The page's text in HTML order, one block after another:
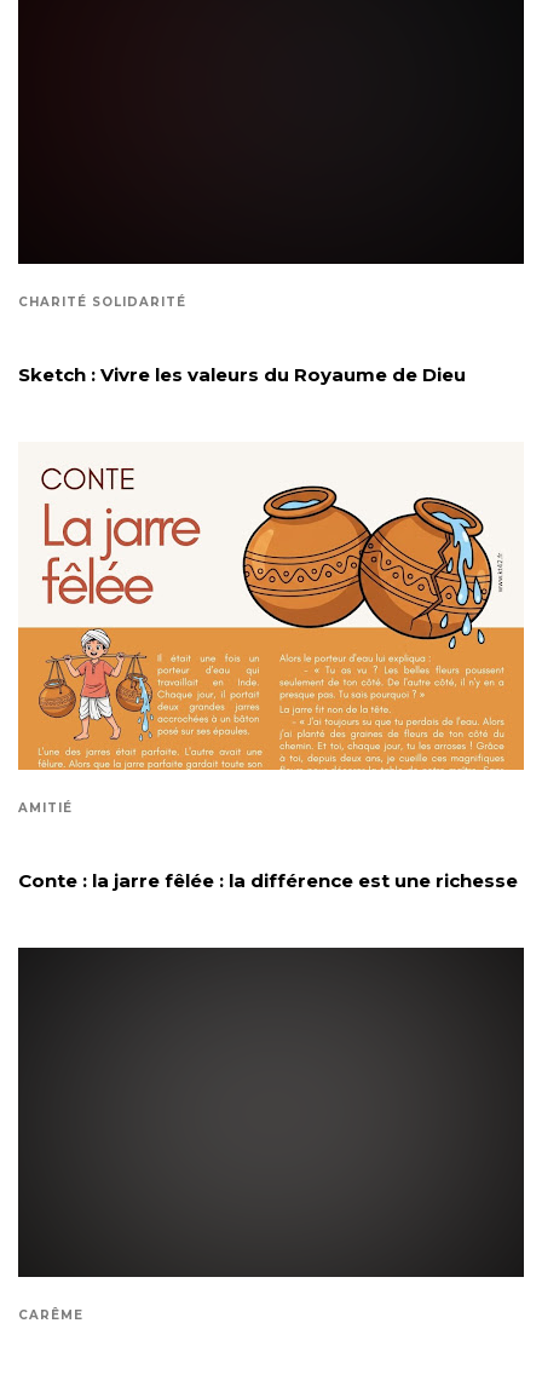
CHARITÉ SOLIDARITÉ
Sketch : Vivre les valeurs du Royaume de Dieu
AMITIÉ
Conte : la jarre fêlée : la différence est une richesse
CARÊME